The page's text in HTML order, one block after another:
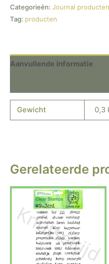
Categorieën: Journal producten
Tag: producten
Aanvullende informatie
Gewicht 0,3
Gerelateerde